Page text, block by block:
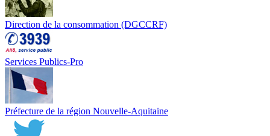
Direction de la consommation (DGCCRF)
Services Publics-Pro
Préfecture de la région Nouvelle-Aquitaine